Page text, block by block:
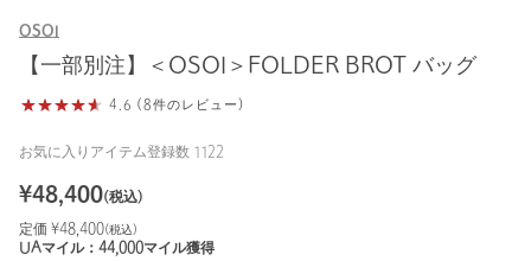
OSOI
【一部別注】＜OSOI＞FOLDER BROT バッグ
4.6 (8件のレビュー)
お気に入りアイテム登録数 1122
¥48,400(税込)
定価 ¥48,400(税込)
UAマイル： 44,000マイル獲得